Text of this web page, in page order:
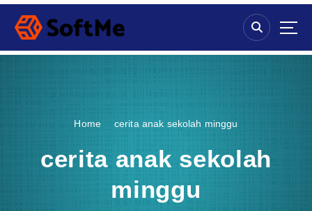
S
p
Home cerita anak sekolah minggu
cerita anak sekolah
minggu